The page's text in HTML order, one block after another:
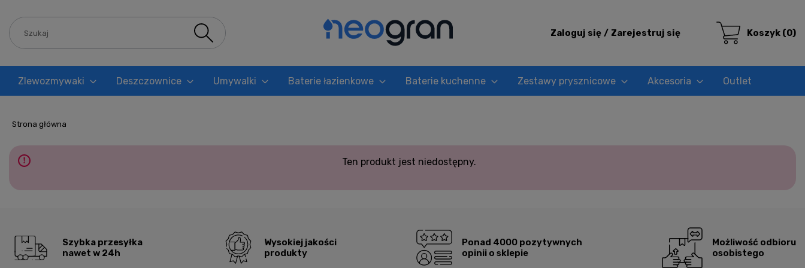
Zaloguj się Zarejestruj się Koszyk (0)
Zlewozmywaki Deszczownice Umywalki Baterie łazienkowe Baterie kuchenne Zestawy prysznicowe Akcesoria Outlet
Strona główna
Ten produkt jest niedostępny.
Szybka przesyłka
nawet w 24h
Wysokiej jakości
produkty
Ponad 4000 pozytywnych
opinii o sklepie
Możliwość odbioru
osobistego